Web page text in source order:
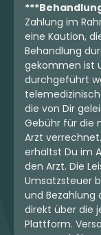
Zahlung im
eine Kaution,
Behandlung
gekommen ist
durchgeführt
die von Dir
Gebühr für die
Arzt
erhältst Du im
den Arzt. Die
Umsatzsteuer
und
direkt über die
Plattform.